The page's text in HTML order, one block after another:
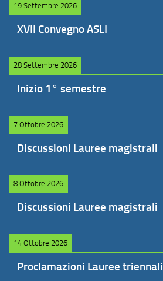
19 Settembre 2026
XVII Convegno ASLI
28 Settembre 2026
Inizio 1° semestre
7 Ottobre 2026
Discussioni Lauree magistrali
8 Ottobre 2026
Discussioni Lauree magistrali
14 Ottobre 2026
Proclamazioni Lauree triennali